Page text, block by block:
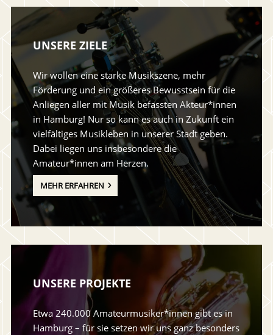
UNSERE ZIELE
Wir wollen eine starke Musikszene, mehr
Förderung und ein größeres Bewusstsein für die
Anliegen aller mit Musik befassten Akteur*innen
in Hamburg! Nur so kann es auch in Zukunft ein
vielfältiges Musikleben in unserer Stadt geben.
Dabei liegen uns insbesondere die
Amateur*innen am Herzen.
MEHR ERFAHREN
UNSERE PROJEKTE
Etwa 240.000 Amateurmusiker*innen gibt es in
Hamburg – für sie setzen wir uns ganz besonders